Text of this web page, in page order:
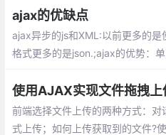
以为是一个新的人
ajax的优缺点
ajax异步的js和XML:以前更多的
格式更多的是json.;ajax的优势：
使用AJAX实现文件拖拽上
前端选择文件上传的两种方式：
式上传；如何上传获取到的文件?